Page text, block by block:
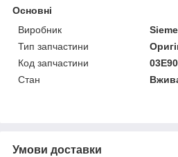
Основні
Виробник
Тип запчастини
Код запчастини
Стан
Умови доставки